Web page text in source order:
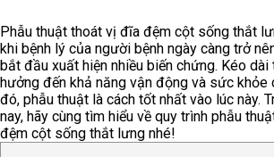
Phẫu thuật thoát vị đĩa đệm cột sống thắt
khi bệnh lý của người bệnh ngày càng trở
bắt đầu xuất hiện nhiều biến chứng. Kéo dài
hưởng đến khả năng vận động và sức khỏe
đó, phẫu thuật là cách tốt nhất vào lúc này.
nay, hãy cùng tìm hiểu về quy trình phẫu
đệm cột sống thắt lưng nhé!